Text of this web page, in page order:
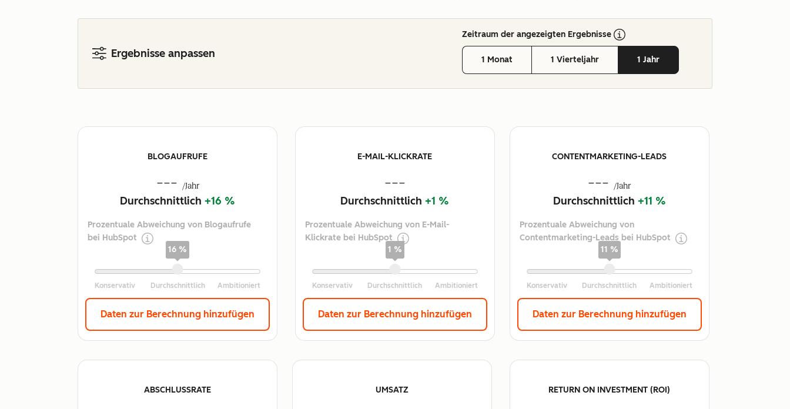
Ergebnisse anpassen
Zeitraum der angezeigten Ergebnisse
1 Monat 1 Vierteljahr 1 Jahr
BLOGAUFRUFE
--- /Jahr
Durchschnittlich+16 %
Prozentuale Abweichung von Blogaufrufe
bei HubSpot
16 %
Daten zur Berechnung hinzufügen
E-MAIL-KLICKRATE
---
Durchschnittlich+1 %
Prozentuale Abweichung von E-Mail-
Klickrate bei HubSpot
1 %
Daten zur Berechnung hinzufügen
CONTENTMARKETING-LEADS
--- /Jahr
Durchschnittlich +11 %
Prozentuale Abweichung von
Contentmarketing-Leads bei HubSpot
11 %
Daten zur Berechnung hinzufügen
ABSCHLUSSRATE UMSATZ RETURN ON INVESTMENT (ROI)